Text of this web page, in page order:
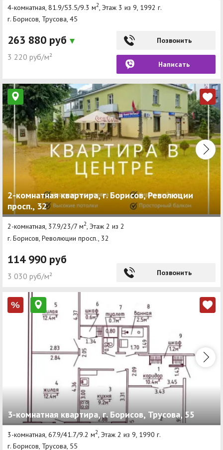
4-комнатная, 81.9/53.5/9.3 м2 , Этаж 3 из 9, 1992 г.
г. Борисов, Трусова, 45
263 880 руб
3 220 руб/м²
Позвонить
Написать
2-комнатная квартира, г. Борисов, Революции
просп., 32
2-комнатная, 37.9/23/7 м2, Этаж 2 из 2
г. Борисов, Революции просп., 32
114 990 руб
3 030 руб/м² Позвонить
%
3-комнатная квартира, г. Борисов, Трусова, 55
3-комнатная, 67.9/41.7/9.2 м2 , Этаж 2 из 9, 1990 г.
г. Борисов, Трусова, 55